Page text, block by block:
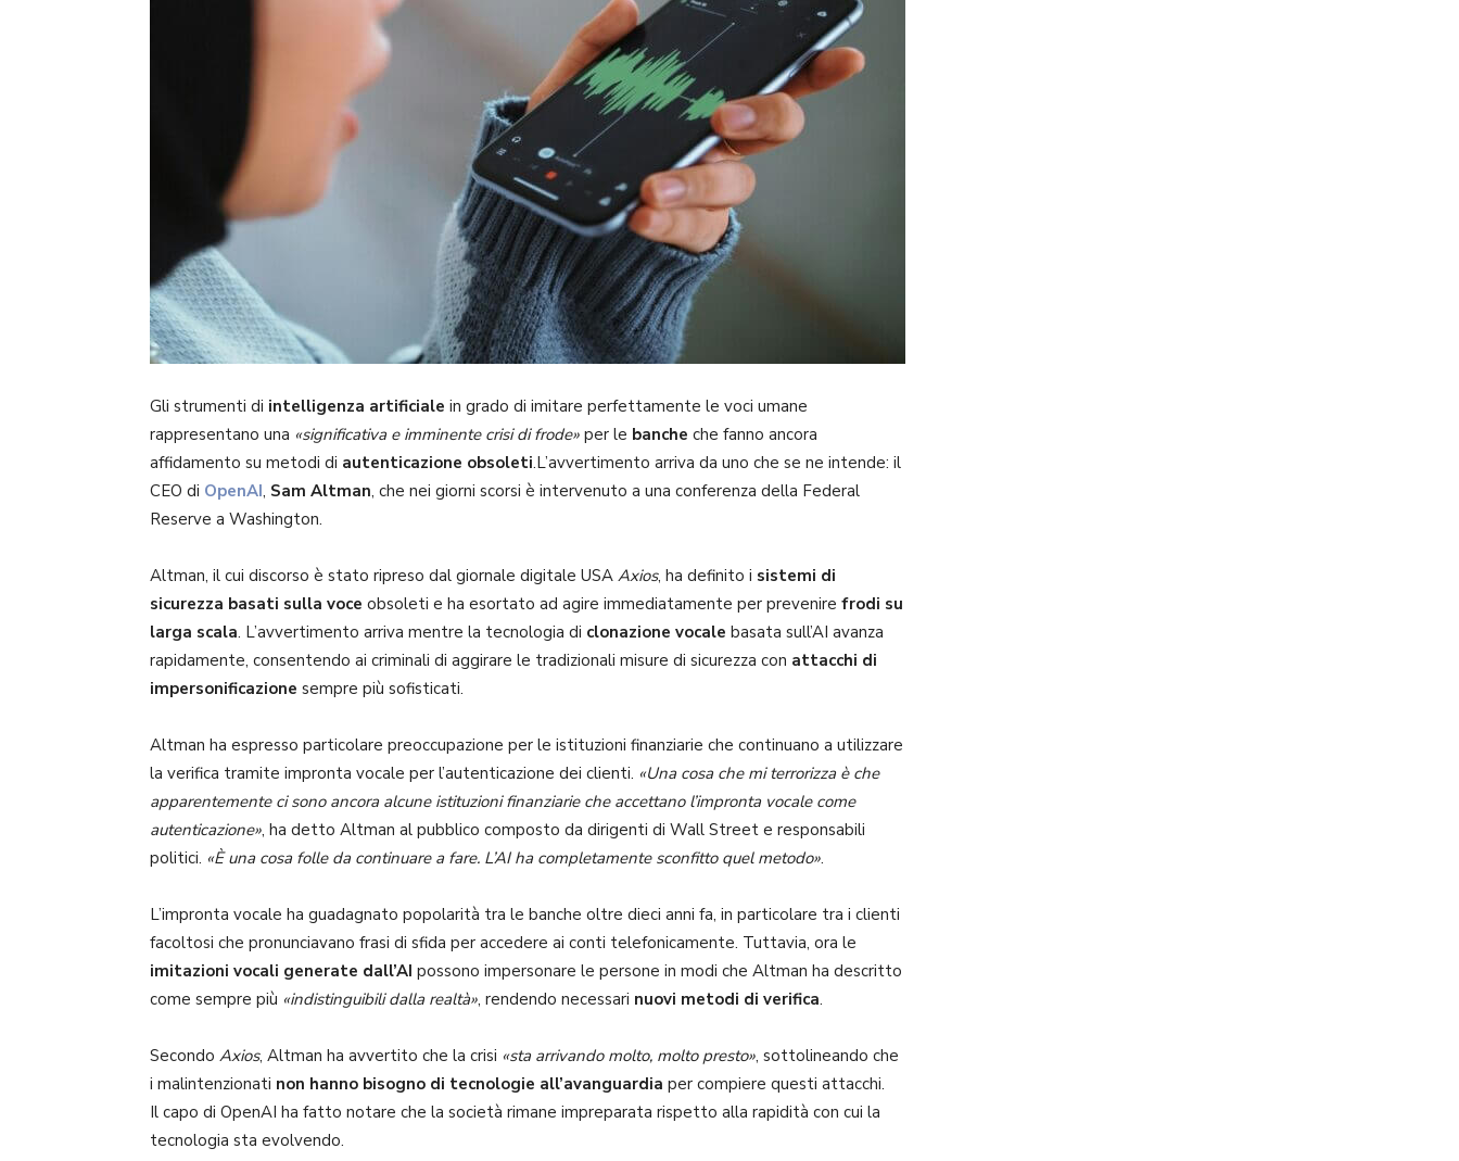
Gli strumenti di intelligenza artificiale in grado di imitare perfettamente le voci umane
rappresentano una «significativa e imminente crisi di frode» per le banche che fanno ancora
affidamento su metodi di autenticazione obsoleti.L’avvertimento arriva da uno che se ne intende: il
CEO di OpenAI, Sam Altman, che nei giorni scorsi è intervenuto a una conferenza della Federal
Reserve a Washington.
Altman, il cui discorso è stato ripreso dal giornale digitale USA Axios, ha definito i sistemi di
sicurezza basati sulla voce obsoleti e ha esortato ad agire immediatamente per prevenire frodi su
larga scala. L’avvertimento arriva mentre la tecnologia di clonazione vocale basata sull’AI avanza
rapidamente, consentendo ai criminali di aggirare le tradizionali misure di sicurezza con attacchi di
impersonificazione sempre più sofisticati.
Altman ha espresso particolare preoccupazione per le istituzioni finanziarie che continuano a utilizzare
la verifica tramite impronta vocale per l’autenticazione dei clienti. «Una cosa che mi terrorizza è che
apparentemente ci sono ancora alcune istituzioni finanziarie che accettano l’impronta vocale come
autenticazione», ha detto Altman al pubblico composto da dirigenti di Wall Street e responsabili
politici. «È una cosa folle da continuare a fare. L’AI ha completamente sconfitto quel metodo».
L’impronta vocale ha guadagnato popolarità tra le banche oltre dieci anni fa, in particolare tra i clienti
facoltosi che pronunciavano frasi di sfida per accedere ai conti telefonicamente. Tuttavia, ora le
imitazioni vocali generate dall’AI possono impersonare le persone in modi che Altman ha descritto
come sempre più «indistinguibili dalla realtà», rendendo necessari nuovi metodi di verifica.
Secondo Axios, Altman ha avvertito che la crisi «sta arrivando molto, molto presto», sottolineando che
i malintenzionati non hanno bisogno di tecnologie all’avanguardia per compiere questi attacchi.
Il capo di OpenAI ha fatto notare che la società rimane impreparata rispetto alla rapidità con cui la
tecnologia sta evolvendo.